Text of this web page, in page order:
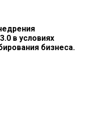
в условиях
бизнеса.